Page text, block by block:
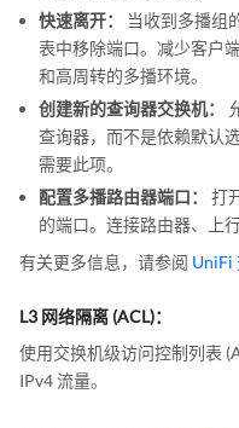
快速离开：
当收到多播组
表中移除端口。减少客户
和高周转的多播环境。
创建新的查询器交换机：
查询器，而不是依赖默认
需要此项。
配置多播路由器端口：
打
的端口。连接路由器、上
有关更多信息，请参阅 UniFi
L3 网络隔离 (ACL)：
使用交换机级访问控制列表
IPv4 流量。